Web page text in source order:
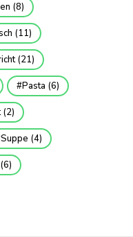
(8)
(11)
(21)
Pasta (6)
(2)
Suppe (4)
(6)